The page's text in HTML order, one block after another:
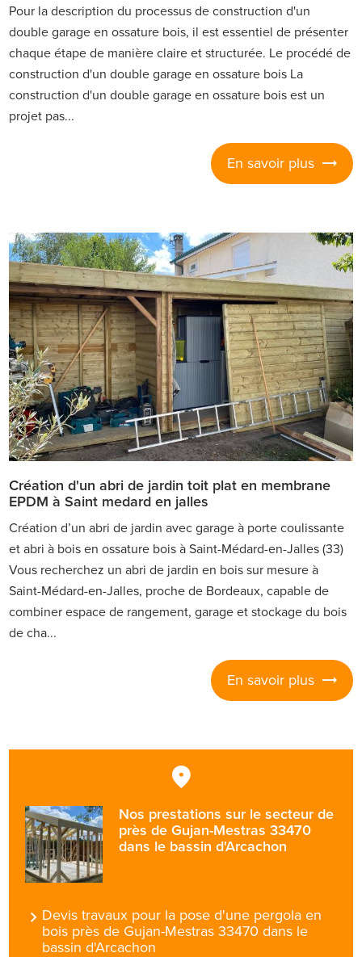
Pour la description du processus de construction d'un
double garage en ossature bois, il est essentiel de présenter
chaque étape de manière claire et structurée. Le procédé de
construction d'un double garage en ossature bois La
construction d'un double garage en ossature bois est un
projet pas...
En savoir plus
Création d'un abri de jardin toit plat en membrane
EPDM à Saint medard en jalles
Création d’un abri de jardin avec garage à porte coulissante
et abri à bois en ossature bois à Saint-Médard-en-Jalles (33)
Vous recherchez un abri de jardin en bois sur mesure à
Saint-Médard-en-Jalles, proche de Bordeaux, capable de
combiner espace de rangement, garage et stockage du bois
de cha...
En savoir plus
Nos prestations sur le secteur de
près de Gujan-Mestras 33470
dans le bassin d'Arcachon
Devis travaux pour la pose d'une pergola en
bois près de Gujan-Mestras 33470 dans le
bassin d'Arcachon